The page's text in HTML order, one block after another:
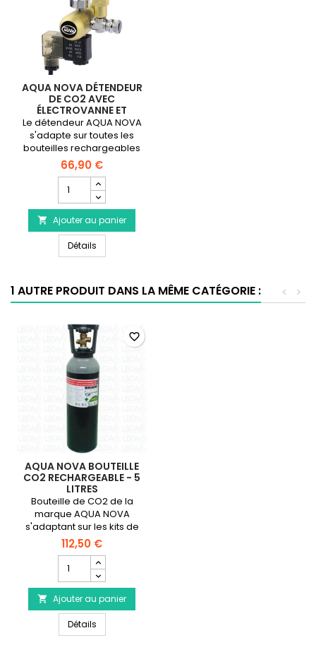
AQUA NOVA DÉTENDEUR
DE CO2 AVEC
ÉLECTROVANNE ET
COMPTE-BULLES
Le détendeur AQUA NOVA
s'adapte sur toutes les
bouteilles rechargeables
des marques Aqua Nova,
Eheim et JBL, ainsi que sur
les kits de CO2
rechargeables.
66,90 €
quantité
du
produit
AQUA
NOVA
Détendeur
CO2
avec
compte-
bulles
 Ajouter au panier
DétailsAQUA NOVA Détendeur de CO2 avec électrovanne
1 AUTRE PRODUIT DANS LA MÊME CATÉGORIE : >
<
AQUA NOVA BOUTEILLE
CO2 RECHARGEABLE - 5
LITRES
Bouteille de CO2 de la
marque AQUA NOVA
s'adaptant sur les kits de
CO2 rechargeables des
marques Aqua Nova, Eheim
et JBL.Contenance de 5
litres soit 1.5 kg de Co2
112,50 €
quantité
du
produit
AQUA
NOVA
Bouteille
 Ajouter au panier
DétailsAQUA NOVA Bouteille CO2 rechargeable - 5 litres
favorite_border